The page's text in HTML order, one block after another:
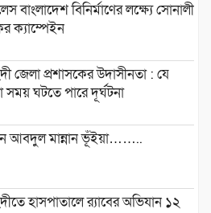
বাংলাদেশ বিনির্মাণের লক্ষ্যে সোনালী
ক্যাম্পেইন
জেলা প্রশাসকের উদাসীনতা : যে
ঘটতে পারে দূর্ঘটনা
আবদুল মান্নান ভূঁইয়া……..
হাসপাতালে র‍্যাবের অভিযান ১২